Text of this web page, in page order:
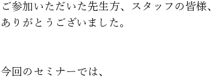
ご参加いただいた先生方、スタッフの皆様、
ありがとうございました。
今回のセミナーでは、